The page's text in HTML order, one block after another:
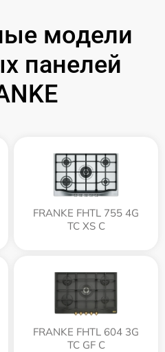
модели
панелей
FRANKE FHTL 755 4G
TC XS C
FRANKE FHTL 604 3G
TC GF C